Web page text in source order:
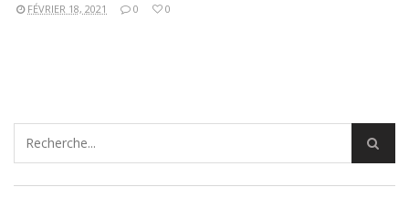
FÉVRIER 18, 2021 0 0